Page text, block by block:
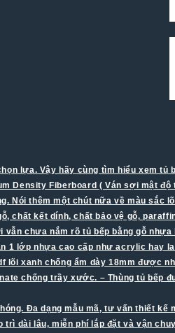
lựa. Vậy hãy cùng tìm hiểu xem tủ
Density Fiberboard ( Ván sợi mật
Nói thêm một chút nữa về màu sắc
chất kết dính, chất bảo vệ gỗ,
chưa nắm rõ tủ bếp bằng gỗ
lớp nhựa cao cấp như acrylic hay
lõi xanh chống ẩm dày 18mm được
chống trầy xước. – Thùng tủ bếp
Đa dạng mẫu mã, tư vấn thiết
dài lâu, miễn phí lắp đặt và vận